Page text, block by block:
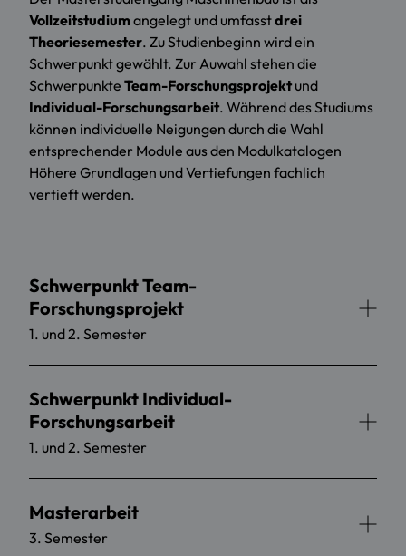
Vollzeitstudiumangelegt und umfasstdrei
Theoriesemester. Zu Studienbeginn wird ein
Schwerpunkt gewählt. Zur Auwahl stehen die
Schwerpunkte Team-Forschungsprojektund
Individual-Forschungsarbeit. Während des Studiums
können individuelle Neigungen durch die Wahl
entsprechender Module aus den Modulkatalogen
Höhere Grundlagen und Vertiefungen fachlich
vertieft werden.
Schwerpunkt Team-
Forschungsprojekt
1. und 2. Semester
Schwerpunkt Individual-
Forschungsarbeit
1. und 2. Semester
Masterarbeit
3. Semester